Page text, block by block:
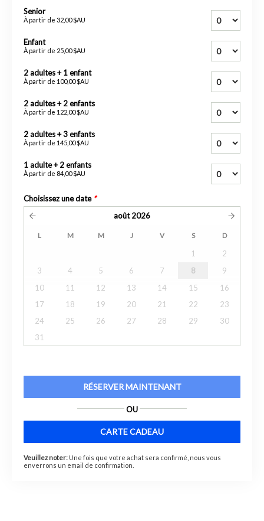
Senior
À partir de 32,00 $AU
Enfant
À partir de 25,00 $AU
2 adultes + 1 enfant
À partir de 100,00 $AU
2 adultes + 2 enfants
À partir de 122,00 $AU
2 adultes + 3 enfants
À partir de 145,00 $AU
1 adulte + 2 enfants
À partir de 84,00 $AU
Choisissez une date *
août 2026
L M M J V S D
1
2
3
4 5 6 7 8
9
10
11 12 13 14 15
16
17
18 19 20 21 22
23
24
25 26 27 28 29
30
31
RÉSERVER MAINTENANT
OU
CARTE CADEAU
Veuillez noter: Une fois que votre achat sera confirmé, nous vous
enverrons un email de confirmation.